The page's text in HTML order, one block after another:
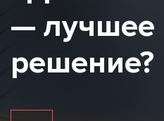
— лучшее
решение?